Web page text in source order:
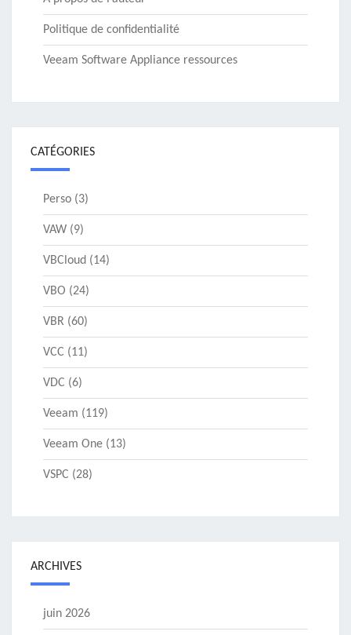
Politique de confidentialité
Veeam Software Appliance ressources
CATÉGORIES
Perso (3)
VAW (9)
VBCloud (14)
VBO (24)
VBR (60)
VCC (11)
VDC (6)
Veeam (119)
Veeam One (13)
VSPC (28)
ARCHIVES
juin 2026